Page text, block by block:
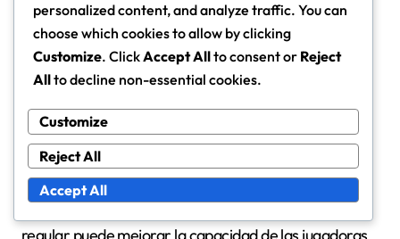
fomentando una comprensión más
profunda del juego táctico.
Escenariosde juegode roles: Asignar
ayudar a las jugadoras a entender
diferentes posiciones y sus
responsabilidades en el campo.
personalized content, and analyze traffic. You can
choose which cookies to allow by clicking
Customize. ClickAccept Allto consent or Reject
Allto decline non-essential cookies.
Customize
Reject All
Accept All